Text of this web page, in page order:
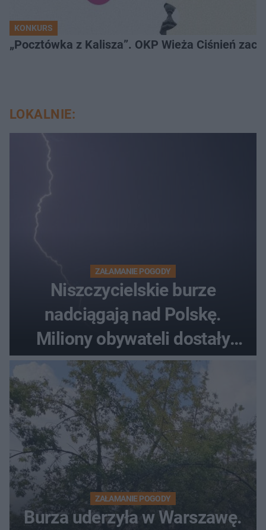
KONKURS
„Pocztówka z Kalisza”. OKP
LOKALNIE:
ZAŁAMANIE POGODY
Niszczycielskie burze
nadciągają nad Polskę.
Miliony obywateli dostały
wiadomości z pilnym
ostrzeżeniem
ZAŁAMANIE POGODY
Burza uderzyła w Warszawę.